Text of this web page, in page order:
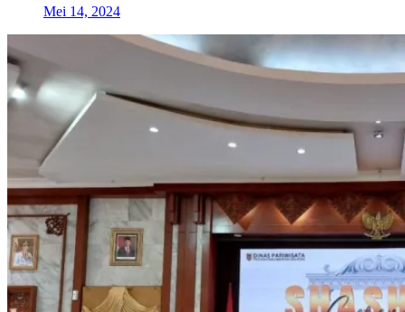
Mei 14, 2024